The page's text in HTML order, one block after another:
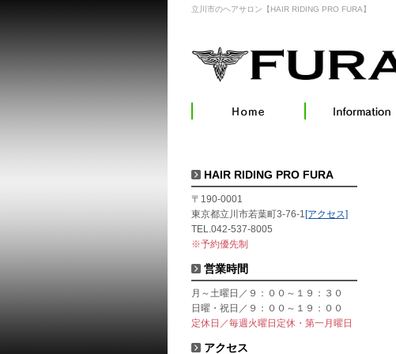
立川市のヘアサロン【HAIR RIDING PRO FURA】
HAIR RIDING PRO FURA
〒190-0001
東京都立川市若葉町3-76-1 [アクセス]
TEL.042-537-8005
※予約優先制
営業時間
月～土曜日／９：００～１９：３０
日曜・祝日／９：００～１９：００
定休日／毎週火曜日定休・第一月曜日
アクセス